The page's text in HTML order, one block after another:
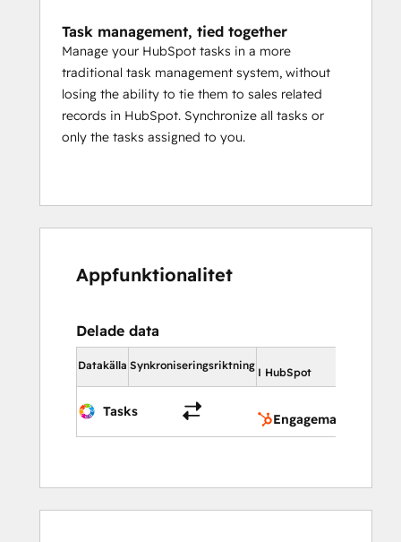
Task management, tied together
Manage your HubSpot tasks in a more
traditional task management system, without
losing the ability to tie them to sales related
records in HubSpot. Synchronize all tasks or
only the tasks assigned to you.
Appfunktionalitet
Delade data
Datakälla Synkroniseringsriktning
I HubSpot
Tasks
Engagemang